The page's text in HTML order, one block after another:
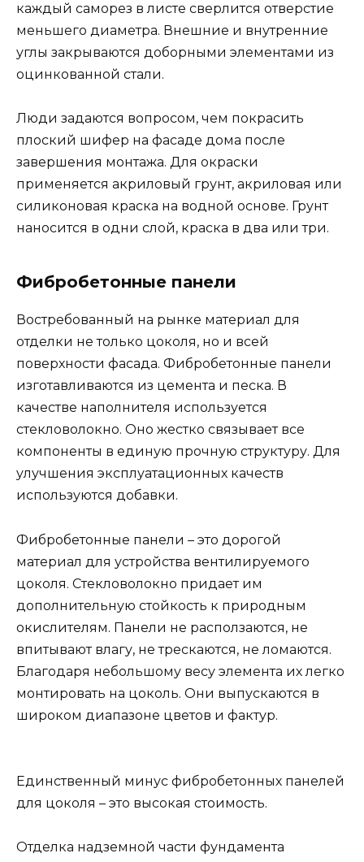
каждый саморез в листе сверлится отверстие
меньшего диаметра. Внешние и внутренние
углы закрываются доборными элементами из
оцинкованной стали.
Люди задаются вопросом, чем покрасить
плоский шифер на фасаде дома после
завершения монтажа. Для окраски
применяется акриловый грунт, акриловая или
силиконовая краска на водной основе. Грунт
наносится в одни слой, краска в два или три.
Фибробетонные панели
Востребованный на рынке материал для
отделки не только цоколя, но и всей
поверхности фасада. Фибробетонные панели
изготавливаются из цемента и песка. В
качестве наполнителя используется
стекловолокно. Оно жестко связывает все
компоненты в единую прочную структуру. Для
улучшения эксплуатационных качеств
используются добавки.
Фибробетонные панели – это дорогой
материал для устройства вентилируемого
цоколя. Стекловолокно придает им
дополнительную стойкость к природным
окислителям. Панели не расползаются, не
впитывают влагу, не трескаются, не ломаются.
Благодаря небольшому весу элемента их легко
монтировать на цоколь. Они выпускаются в
широком диапазоне цветов и фактур.
Единственный минус фибробетонных панелей
для цоколя – это высокая стоимость.
Отделка надземной части фундамента